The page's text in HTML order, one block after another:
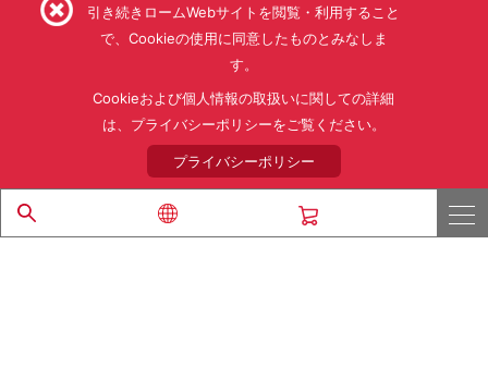
利用目的
プライバシーポリシー
サイトマップ
ローム製品の販売に関する標準契約条件書(PDF)
© 1997 - 2026 ROHM CO., LTD. ALL RIGHTS RESERVED.
引き続きロームWebサイトを閲覧・利用すること
で、Cookieの使用に同意したものとみなしま
す。
Cookieおよび個人情報の取扱いに関しての詳細
は、プライバシーポリシーをご覧ください。
プライバシーポリシー